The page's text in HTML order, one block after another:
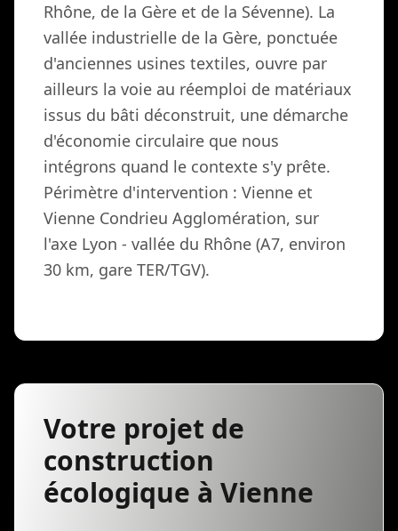
Rhône, de la Gère et de la Sévenne). La
vallée industrielle de la Gère, ponctuée
d'anciennes usines textiles, ouvre par
ailleurs la voie au réemploi de matériaux
issus du bâti déconstruit, une démarche
d'économie circulaire que nous
intégrons quand le contexte s'y prête.
Périmètre d'intervention : Vienne et
Vienne Condrieu Agglomération, sur
l'axe Lyon - vallée du Rhône (A7, environ
30 km, gare TER/TGV).
Votre projet de
construction
écologique à Vienne